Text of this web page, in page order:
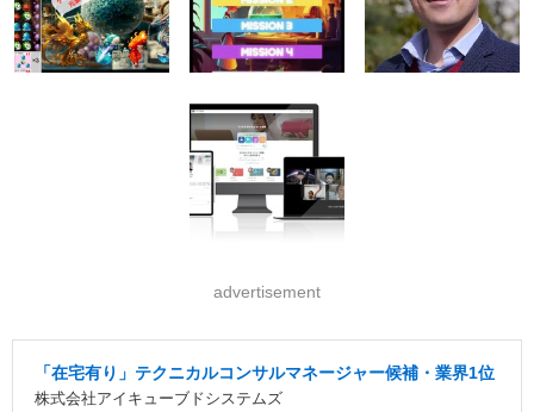
advertisement
「在宅有り」テクニカルコンサルマネージャー候補・業界1位
株式会社アイキューブドシステムズ